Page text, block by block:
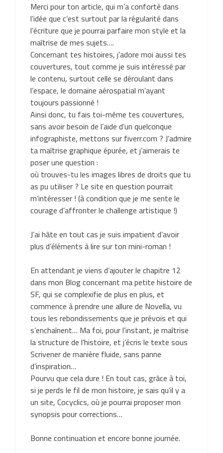
Merci pour ton article, qui m’a conforté dans
l’idée que c’est surtout par la régularité dans
l’écriture que je pourrai parfaire mon style et la
maîtrise de mes sujets….
Concernant tes histoires, j’adore moi aussi tes
couvertures, tout comme je suis intéressé par
le contenu, surtout celle se déroulant dans
l’espace, le domaine aérospatial m’ayant
toujours passionné !
Ainsi donc, tu fais toi-même tes couvertures,
sans avoir besoin de l’aide d’un quelconque
infographiste, mettons sur fiverr.com ? J’admire
ta maîtrise graphique épurée, et j’aimerais te
poser une question :
où trouves-tu les images libres de droits que tu
as pu utiliser ? Le site en question pourrait
m’intéresser ! (à condition que je me sente le
courage d’affronter le challenge artistique !)
J’ai hâte en tout cas je suis impatient d’avoir
plus d’éléments à lire sur ton mini-roman !
En attendant je viens d’ajouter le chapitre 12
dans mon Blog concernant ma petite histoire de
SF, qui se complexifie de plus en plus, et
commence à prendre une allure de Novella, vu
tous les rebondissements que je prévois et qui
s’enchaînent… Ma foi, pour l’instant, je maîtrise
la structure de l’histoire, et j’écris le texte sous
Scrivener de manière fluide, sans panne
d’inspiration…
Pourvu que cela dure ! En tout cas, grâce à toi,
si je perds le fil de mon histoire, je sais qu’il y a
un site, Cocyclics, où je pourrai proposer mon
synopsis pour corrections…
Bonne continuation et encore bonne journée.